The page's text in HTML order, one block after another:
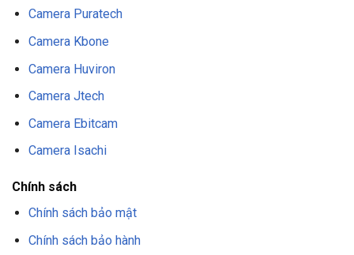
Camera Puratech
Camera Kbone
Camera Huviron
Camera Jtech
Camera Ebitcam
Camera Isachi
Chính sách
Chính sách bảo mật
Chính sách bảo hành